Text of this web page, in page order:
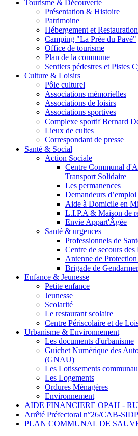
Tourisme & Découverte
Présentation & Histoire
Patrimoine
Hébergement et Restauration
Camping "La Prée du Pavé"
Office de tourisme
Plan de la commune
Sentiers pédestres et Pistes
Culture & Loisirs
Pôle culturel
Associations mémorielles
Associations de loisirs
Associations sportives
Complexe sportif Bernard
Lieux de cultes
Correspondant de presse
Santé & Social
Action Sociale
Centre Communal
Transport Solidaire
Les permanences
Demandeurs d’emploi
Aide à Domicile en
L.I.P.A & Maison de
Envie Appart'Âgée
Santé & urgences
Professionnels de
Centre de secours des
Antenne de
Brigade de
Enfance & Jeunesse
Petite enfance
Jeunesse
Scolarité
Le restaurant scolaire
Centre Périscolaire et de
Urbanisme & Environnement
Les documents d'urbanisme
Guichet Numérique des
(GNAU)
Les Lotissements
Les Logements
Ordures Ménagères
Environnement
AIDE FINANCIERE OPAH - RU
Arrêté Préfectoral n°26/CAB-
PLAN COMMUNAL DE